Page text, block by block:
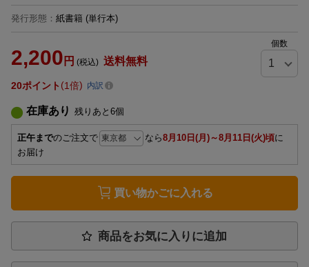
発行形態 ： 紙書籍 (単行本)
2,200 円 (税込) 送料無料
個数
20ポイント 1倍 内訳
在庫あり 残りあと 6個
正午までのご注文で なら8月10日(月)～8月11日(火)頃に
お届け
買い物かごに入れる
商品をお気に入りに追加